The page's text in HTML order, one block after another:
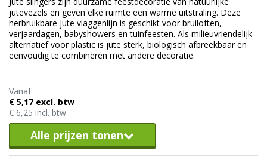
jutevezels en geven elke ruimte een warme uitstraling. Deze
herbruikbare jute vlaggenlijn is geschikt voor bruiloften,
verjaardagen, babyshowers en tuinfeesten. Als milieuvriendelijk
alternatief voor plastic is jute sterk, biologisch afbreekbaar en
eenvoudig te combineren met andere decoratie.
Vanaf
€ 5,17 excl. btw
€ 6,25 incl. btw
Alle prijzen tonen